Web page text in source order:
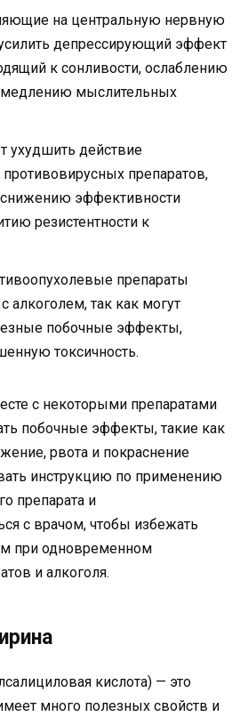
на центральную нервную
депрессирующий эффект
к сонливости, ослаблению
мыслительных
ухудшить действие
препаратов,
снижению эффективности
резистентности к
препараты
алкоголем, так как могут
побочные эффекты,
токсичность.
с некоторыми препаратами
побочные эффекты, такие как
рвота и покраснение
инструкцию по применению
препарата и
с врачом, чтобы избежать
при одновременном
и алкоголя.
кислота) — это
много полезных свойств и